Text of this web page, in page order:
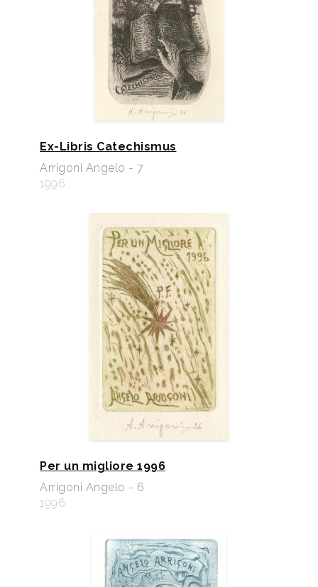
Ex-Libris Catechismus
Arrigoni Angelo - 7
1996
Per un migliore 1996
Arrigoni Angelo - 6
1996